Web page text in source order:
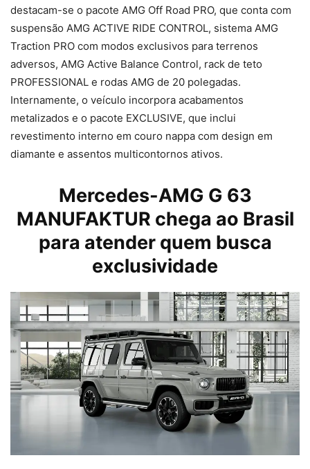
destacam-se o pacote AMG Off Road PRO, que conta com
suspensão AMG ACTIVE RIDE CONTROL, sistema AMG
Traction PRO com modos exclusivos para terrenos
adversos, AMG Active Balance Control, rack de teto
PROFESSIONAL e rodas AMG de 20 polegadas.
Internamente, o veículo incorpora acabamentos
metalizados e o pacote EXCLUSIVE, que inclui
revestimento interno em couro nappa com design em
diamante e assentos multicontornos ativos.
Mercedes-AMG G 63
MANUFAKTUR chega ao Brasil
para atender quem busca
exclusividade